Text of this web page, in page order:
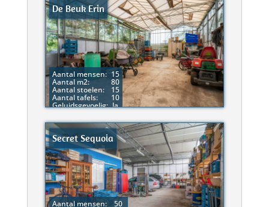
De Beuk Erin
Aantal mensen: 15
Aantal m2: 80
Aantal stoelen: 15
Aantal tafels: 10
Geluidsgevoelig: Ja
Secret Sequoia
Aantal mensen: 50